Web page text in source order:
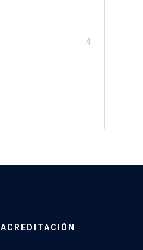
4
ACREDITACIÓN